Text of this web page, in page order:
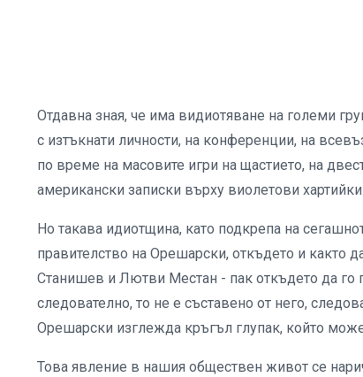
Отдавна зная, че има видиотяване на големи
с изтъкнати личности, на конференции, на
по време на масовите игри на щастието, на
американски записки върху виолетови хартийки.
Но такава идиотщина, като подкрепа на
правителство на Орешарски, откъдето и както
Станишев и Лютви Местан - пак откъдето да го
следователно, то не е съставено от него,
Орешарски изглежда кръгъл глупак, който
Това явление в нашия обществен живот се